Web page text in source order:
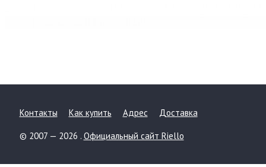
Контакты Как купить Адрес Доставка
© 2007 — 2026 . Официальный сайт Riello